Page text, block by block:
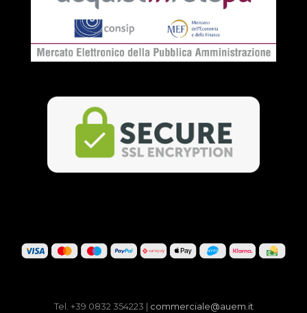
Tel. +39 0832 354223 | commerciale@auem.it